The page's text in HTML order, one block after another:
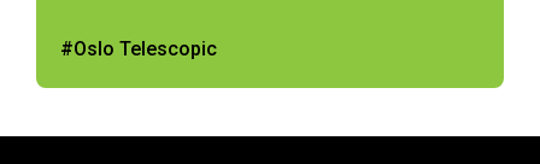
#Oslo Telescopic